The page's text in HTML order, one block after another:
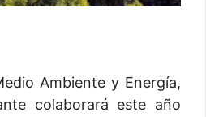
Ambiente y Energía,
colaborará este año